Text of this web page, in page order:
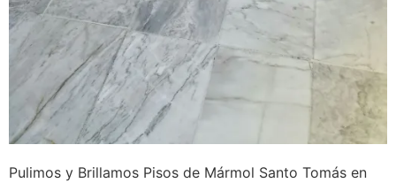
Pulimos y Brillamos Pisos de Mármol Santo Tomás en